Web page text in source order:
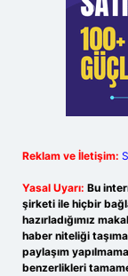
Reklam ve İletişim:
Yasal Uyarı: Bu
şirketi ile hiçbir
hazırladığımız
haber niteliği
paylaşım
benzerlikleri